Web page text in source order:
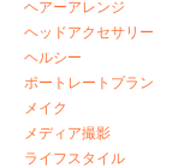
ヘアーアレンジ
ヘッドアクセサリー
ヘルシー
ポートレートプラン
メイク
メディア撮影
ライフスタイル